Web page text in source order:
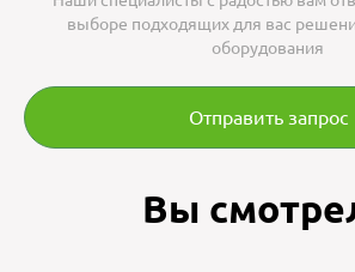
выборе подходящих для вас
оборудования
Отправить запрос
Вы